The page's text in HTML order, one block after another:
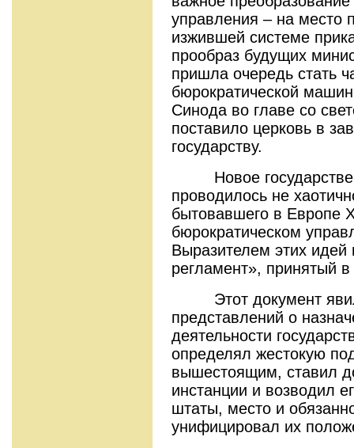
управления – на место
изжившей системе
прообраз будущих
пришла очередь стать
бюрократической
Синода во главе со
поставило церковь в
государству.
Новое
проводилось не
бытовавшего в Европе
бюрократическом
Выразителем этих идей
регламент», принятый в
Этот документ
представлений о
деятельности
определял жестокую
вышестоящим, ставил
инстанции и возводил
штаты, место и
унифицировал их